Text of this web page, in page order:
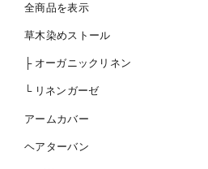
全商品を表示
草木染めストール
├ オーガニックリネン
└ リネンガーゼ
アームカバー
ヘアターバン